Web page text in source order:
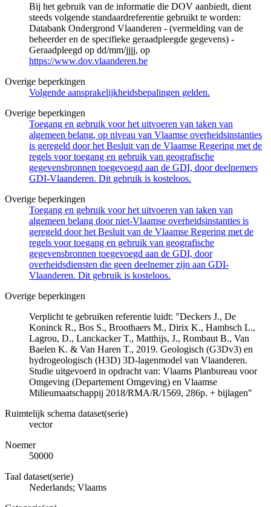
Bij het gebruik van de informatie die DOV aanbiedt, dient
steeds volgende standaardreferentie gebruikt te worden:
Databank Ondergrond Vlaanderen - (vermelding van de
beheerder en de specifieke geraadpleegde gegevens) -
Geraadpleegd op dd/mm/jjjj, op
https://www.dov.vlaanderen.be
Overige beperkingen
Volgende aansprakelijkheidsbepalingen gelden.
Overige beperkingen
Toegang en gebruik voor het uitvoeren van taken van
algemeen belang, op niveau van Vlaamse overheidsinstanties
is geregeld door het Besluit van de Vlaamse Regering met de
regels voor toegang en gebruik van geografische
gegevensbronnen toegevoegd aan de GDI, door deelnemers
GDI-Vlaanderen. Dit gebruik is kosteloos.
Overige beperkingen
Toegang en gebruik voor het uitvoeren van taken van
algemeen belang door niet-Vlaamse overheidsinstanties is
geregeld door het Besluit van de Vlaamse Regering met de
regels voor toegang en gebruik van geografische
gegevensbronnen toegevoegd aan de GDI, door
overheidsdiensten die geen deelnemer zijn aan GDI-
Vlaanderen. Dit gebruik is kosteloos.
Overige beperkingen
Verplicht te gebruiken referentie luidt: "Deckers J., De
Koninck R., Bos S., Broothaers M., Dirix K., Hambsch L.,
Lagrou, D., Lanckacker T., Matthijs, J., Rombaut B., Van
Baelen K. & Van Haren T., 2019. Geologisch (G3Dv3) en
hydrogeologisch (H3D) 3D-lagenmodel van Vlaanderen.
Studie uitgevoerd in opdracht van: Vlaams Planbureau voor
Omgeving (Departement Omgeving) en Vlaamse
Milieumaatschappij 2018/RMA/R/1569, 286p. + bijlagen"
Ruimtelijk schema dataset(serie)
vector
Noemer
50000
Taal dataset(serie)
Nederlands; Vlaams